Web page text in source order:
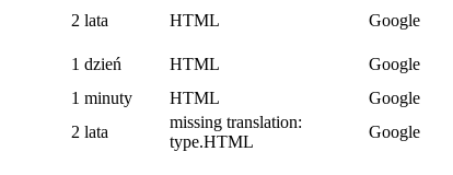
2 lata HTML Google
1 dzień HTML
Google
1 minuty HTML
Google
2 lata
missing translation:
type.HTML
Google